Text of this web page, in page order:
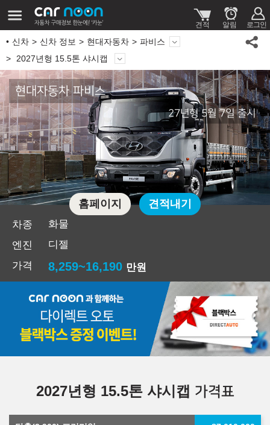
신차 신차 정보 현대자동차
파비스
2027년형 15.5톤 샤시캡
현대자동차 파비스
27년형 5월 7일 출시
차종
화물
엔진
디젤
가격
8,259~16,190 만원
홈페이지 견적내기
2027년형 15.5톤 샤시캡 가격표